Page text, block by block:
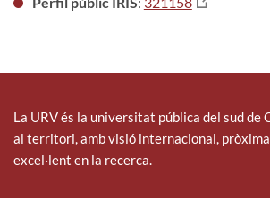
La URV és la universitat pública del sud de
al territori, amb visió internacional, pròxima
excel·lent en la recerca.